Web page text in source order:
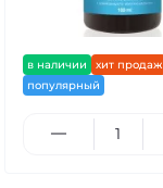
в наличии
хит продаж
популярный